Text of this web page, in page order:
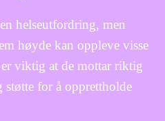
helseutfordring, men
høyde kan oppleve visse
viktig at de mottar riktig
for å opprettholde